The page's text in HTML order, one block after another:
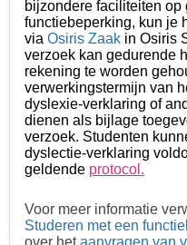
bijzondere faciliteiten op
functiebeperking, kun je
via Osiris Zaak in Osiris
verzoek kan gedurende
rekening te worden
verwerkingstermijn van
dyslexie-verklaring of
dienen als bijlage
verzoek. Studenten
dyslectie-verklaring
geldende protocol.
Voor meer informatie
Studeren met een